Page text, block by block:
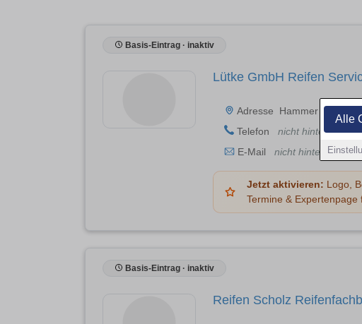
Alle
Basis-Eintrag · inaktiv
Lütke GmbH Reifen
Adresse
Hammer Str. 14,
Telefon
nicht hinterlegt
E-Mail
nicht hinterlegt
Jetzt aktivieren: Logo,
Termine & Expertenpage
Basis-Eintrag · inaktiv
Reifen Scholz